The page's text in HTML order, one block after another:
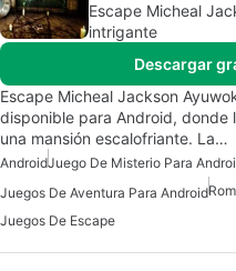
Escape Micheal
intrigante
Descargar
Escape Micheal Jackson
disponible para Android,
una mansión escalofriante. La…
AndroidJuego De Misterio Para
Juegos De Aventura Para Android
Juegos De Escape